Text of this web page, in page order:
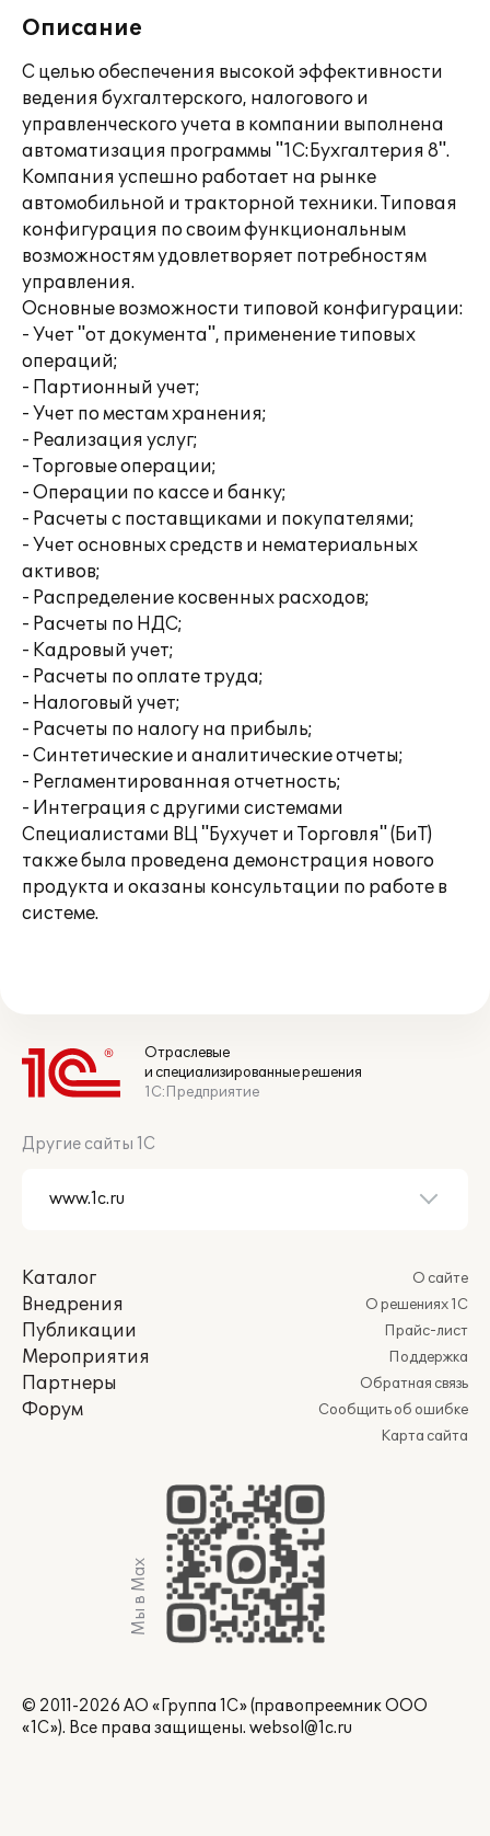
Описание
С целью обеспечения высокой эффективности
ведения бухгалтерского, налогового и
управленческого учета в компании выполнена
автоматизация программы "1С:Бухгалтерия 8".
Компания успешно работает на рынке
автомобильной и тракторной техники. Типовая
конфигурация по своим функциональным
возможностям удовлетворяет потребностям
управления.
Основные возможности типовой конфигурации:
- Учет "от документа", применение типовых
операций;
- Партионный учет;
- Учет по местам хранения;
- Реализация услуг;
- Торговые операции;
- Операции по кассе и банку;
- Расчеты с поставщиками и покупателями;
- Учет основных средств и нематериальных
активов;
- Распределение косвенных расходов;
- Расчеты по НДС;
- Кадровый учет;
- Расчеты по оплате труда;
- Налоговый учет;
- Расчеты по налогу на прибыль;
- Синтетические и аналитические отчеты;
- Регламентированная отчетность;
- Интеграция с другими системами
Специалистами ВЦ "Бухучет и Торговля" (БиТ)
также была проведена демонстрация нового
продукта и оказаны консультации по работе в
системе.
Отраслевые
и специализированные решения
1С:Предприятие
Другие сайты 1С
Каталог
Внедрения
Публикации
Мероприятия
Партнеры
Форум
О сайте
О решениях 1С
Прайс-лист
Поддержка
Обратная связь
Сообщить об ошибке
Карта сайта
Мы в Max
© 2011-2026 АО «Группа 1С» (правопреемник ООО
«1С»). Все права защищены. websol@1c.ru